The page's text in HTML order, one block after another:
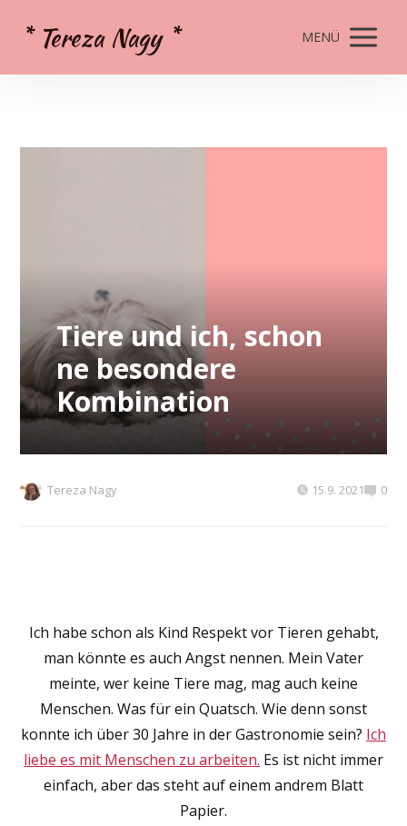
* Tereza Nagy * MENÜ
Tiere und ich, schon
ne besondere
Kombination
Tereza Nagy 15.9. 2021 0
Ich habe schon als Kind Respekt vor Tieren gehabt,
man könnte es auch Angst nennen. Mein Vater
meinte, wer keine Tiere mag, mag auch keine
Menschen. Was für ein Quatsch. Wie denn sonst
konnte ich über 30 Jahre in der Gastronomie sein? Ich
liebe es mit Menschen zu arbeiten. Es ist nicht immer
einfach, aber das steht auf einem andrem Blatt
Papier.